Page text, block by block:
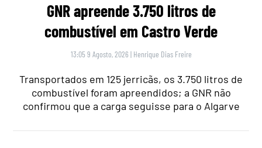
GNR apreende 3.750 litros de
combustível em Castro Verde
13:05 9 Agosto, 2026 | Henrique Dias Freire
Transportados em 125 jerricãs, os 3.750 litros de
combustível foram apreendidos; a GNR não
confirmou que a carga seguisse para o Algarve